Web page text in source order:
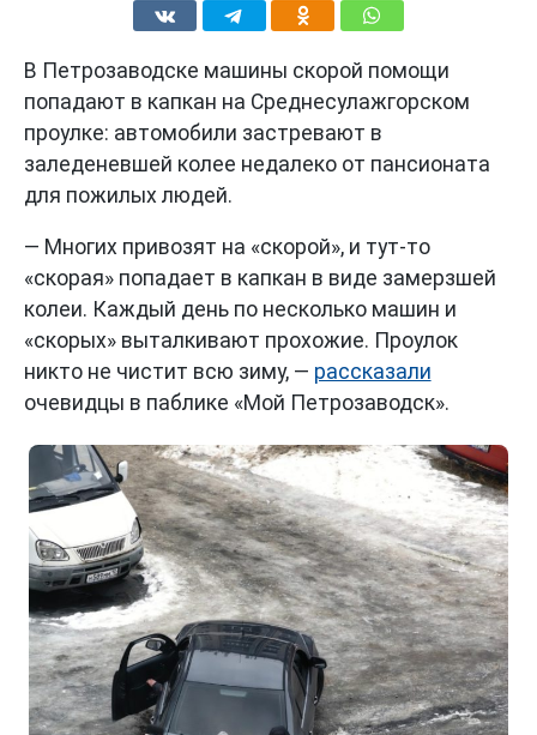
В Петрозаводске машины скорой помощи
попадают в капкан на Среднесулажгорском
проулке: автомобили застревают в
заледеневшей колее недалеко от пансионата
для пожилых людей.
— Многих привозят на «скорой», и тут-то
«скорая» попадает в капкан в виде замерзшей
колеи. Каждый день по несколько машин и
«скорых» выталкивают прохожие. Проулок
никто не чистит всю зиму, — рассказали
очевидцы в паблике «Мой Петрозаводск».